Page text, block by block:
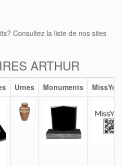
Consultez la liste de nos sites
ARTHUR
Urnes Monuments